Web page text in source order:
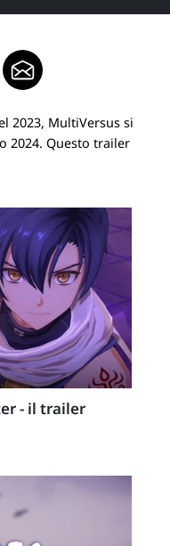
2023, MultiVersus si
2024. Questo trailer
- il trailer